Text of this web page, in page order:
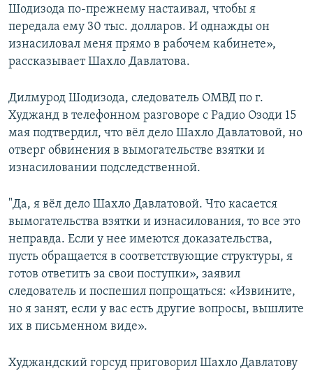
Шодизода по-прежнему настаивал, чтобы я
передала ему 30 тыс. долларов. И однажды он
изнасиловал меня прямо в рабочем кабинете»,
рассказывает Шахло Давлатова.
Дилмурод Шодизода, следователь ОМВД по г.
Худжанд в телефонном разговоре с Радио Озоди 15
мая подтвердил, что вёл дело Шахло Давлатовой, но
отверг обвинения в вымогательстве взятки и
изнасиловании подследственной.
"Да, я вёл дело Шахло Давлатовой. Что касается
вымогательства взятки и изнасилования, то все это
неправда. Если у нее имеются доказательства,
пусть обращается в соответствующие структуры, я
готов ответить за свои поступки», заявил
следователь и поспешил попрощаться: «Извините,
но я занят, если у вас есть другие вопросы, вышлите
их в письменном виде».
Худжандский горсуд приговорил Шахло Давлатову